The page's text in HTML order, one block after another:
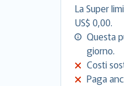
La Super
US$ 0,00.
Questa
giorno.
Costi
Paga